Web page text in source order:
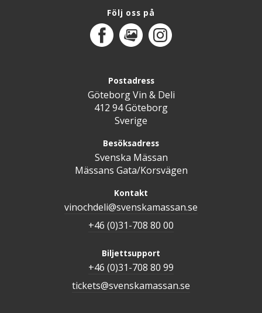
Följ oss på
FacebookMediaPortal
Instagram
Postadress
Göteborg Vin & Deli
412 94 Göteborg
Sverige
Besöksadress
Svenska Mässan
Mässans Gata/Korsvägen
Kontakt
vinochdeli@svenskamassan.se
+46 (0)31-708 80 00
Biljettsupport
+46 (0)31-708 80 99
tickets@svenskamassan.se